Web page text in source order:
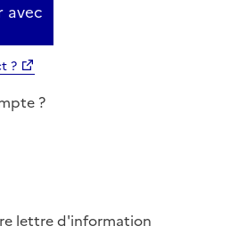
avec
?
?
lettre d'information